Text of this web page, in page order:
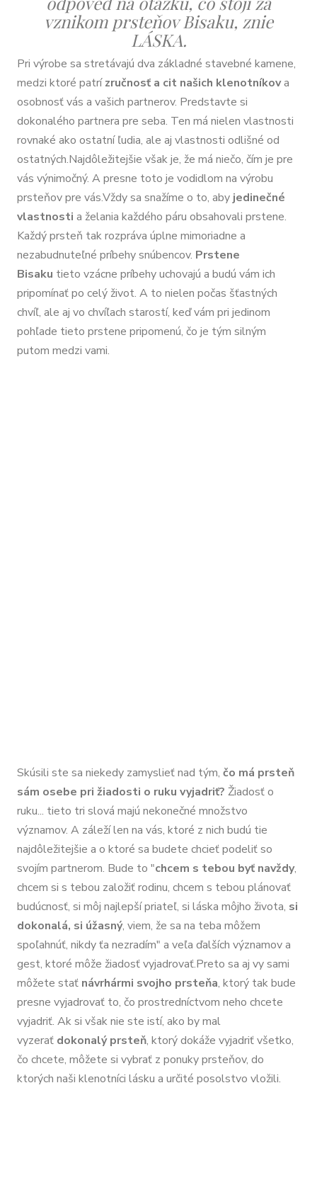
vznikom prsteňov Bisaku, znie
LÁSKA.
Pri výrobe sa stretávajú dva základné stavebné kamene,
medzi ktoré patrízručnosť a cit našich klenotníkova
osobnosť vás a vašich partnerov. Predstavte si
dokonalého partnera pre seba. Ten má nielen vlastnosti
rovnaké ako ostatní ľudia, ale aj vlastnosti odlišné od
ostatných.Najdôležitejšie však je, že má niečo, čím je pre
vás výnimočný. A presne toto je vodidlom na výrobu
prsteňov pre vás.Vždy sa snažíme o to, aby jedinečné
vlastnosti a želania každého páru obsahovali prstene.
Každý prsteň tak rozpráva úplne mimoriadne a
nezabudnuteľné príbehy snúbencov. Prstene
Bisaku tieto vzácne príbehy uchovajú a budú vám ich
pripomínať po celý život. A to nielen počas šťastných
chvíľ, ale aj vo chvíľach starostí, keď vám pri jedinom
pohľade tieto prstene pripomenú, čo je tým silným
putom medzi vami.
Skúsili ste sa niekedy zamyslieť nad tým, čo má prsteň
sám osebe pri žiadosti o ruku vyjadriť? Žiadosť o
ruku... tieto tri slová majú nekonečné množstvo
významov. A záleží len na vás, ktoré z nich budú tie
najdôležitejšie a o ktoré sa budete chcieť podeliť so
svojím partnerom. Bude to "chcem s tebou byť navždy,
chcem si s tebou založiť rodinu, chcem s tebou plánovať
budúcnosť, si môj najlepší priateľ, si láska môjho života, si
dokonalá, si úžasný, viem, že sa na teba môžem
spoľahnúť, nikdy ťa nezradím" a veľa ďalších významov a
gest, ktoré môže žiadosť vyjadrovať.Preto sa aj vy sami
môžete stať návrhármi svojho prsteňa, ktorý tak bude
presne vyjadrovať to, čo prostredníctvom neho chcete
vyjadriť. Ak si však nie ste istí, ako by mal
vyzerať dokonalý prsteň, ktorý dokáže vyjadriť všetko,
čo chcete, môžete si vybrať z ponuky prsteňov, do
ktorých naši klenotníci lásku a určité posolstvo vložili.